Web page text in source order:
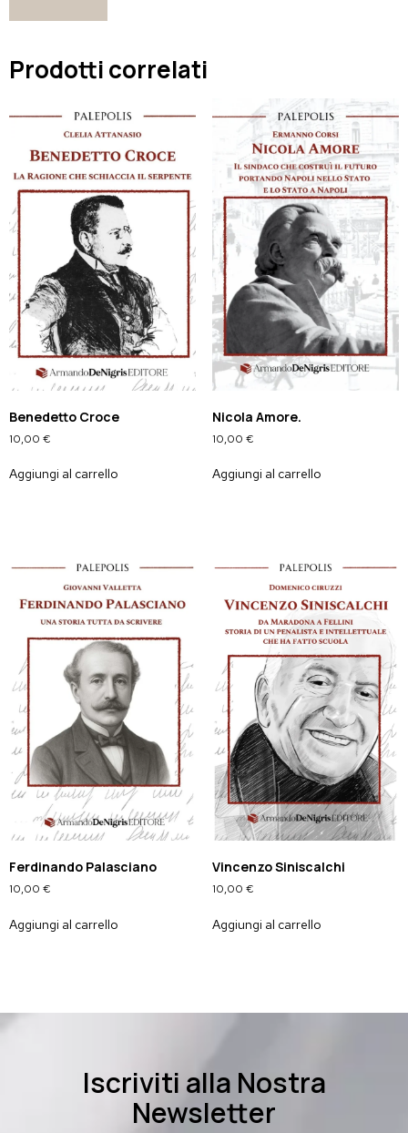
Prodotti correlati
Benedetto Croce
10,00 €
Aggiungi al carrello
Nicola Amore.
10,00 €
Aggiungi al carrello
Ferdinando Palasciano
10,00 €
Aggiungi al carrello
Vincenzo Siniscalchi
10,00 €
Aggiungi al carrello
Iscriviti alla Nostra
Newsletter